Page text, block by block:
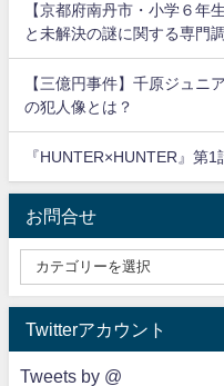
【京都府南丹市・小学６年
と未解決の謎に関する専門
【三億円事件】千原ジュニ
の犯人像とは？
『HUNTER×HUNTER』第
お問合せ
Twitterアカウント
Tweets by @